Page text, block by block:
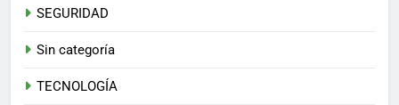
SEGURIDAD
Sin categoría
TECNOLOGÍA